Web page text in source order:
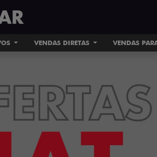
VENDAS DIRETAS VENDAS